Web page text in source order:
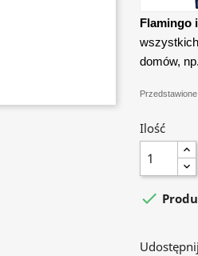
Flamingo
domów,
Ilość

Udostępnij